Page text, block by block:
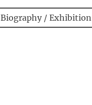
Biography / Exhibition